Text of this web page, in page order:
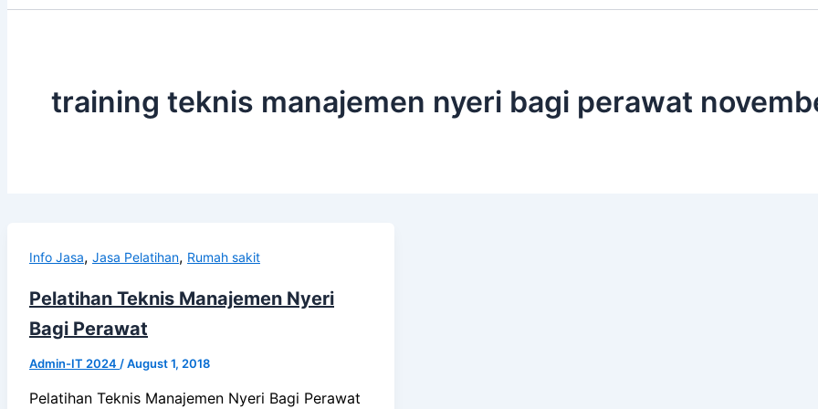
training teknis manajemen nyeri bagi perawat
Info Jasa, Jasa Pelatihan, Rumah sakit
Pelatihan Teknis Manajemen Nyeri
Bagi Perawat
Admin-IT 2024 /August 1, 2018
Pelatihan Teknis Manajemen Nyeri Bagi Perawat